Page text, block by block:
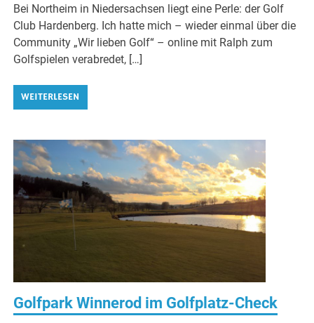
Bei Northeim in Niedersachsen liegt eine Perle: der Golf
Club Hardenberg. Ich hatte mich – wieder einmal über die
Community „Wir lieben Golf“ – online mit Ralph zum
Golfspielen verabredet, […]
WEITERLESEN
Golfpark Winnerod im Golfplatz-Check